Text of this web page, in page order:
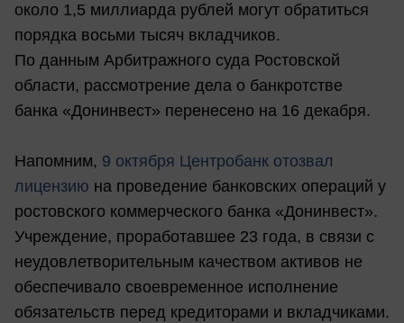
около 1,5 миллиарда рублей могут обратиться
порядка восьми тысяч вкладчиков.
По данным Арбитражного суда Ростовской
области, рассмотрение дела о банкротстве
банка «Донинвест» перенесено на 16 декабря.
Напомним, 9 октября Центробанк отозвал
лицензию на проведение банковских операций у
ростовского коммерческого банка «Донинвест».
Учреждение, проработавшее 23 года, в связи с
неудовлетворительным качеством активов не
обеспечивало своевременное исполнение
обязательств перед кредиторами и вкладчиками.